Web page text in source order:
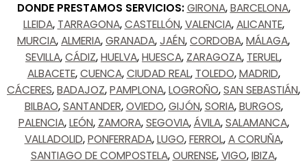
DONDE PRESTAMOS SERVICIOS: GIRONA,BARCELONA,
LLEIDA, TARRAGONA,CASTELLÓN,VALENCIA,ALICANTE,
MURCIA,ALMERIA,GRANADA,JAÉN,CORDOBA,MÁLAGA,
SEVILLA,CÁDIZ,HUELVA,HUESCA, ZARAGOZA, TERUEL,
ALBACETE,CUENCA,CIUDAD REAL, TOLEDO,MADRID,
CÁCERES,BADAJOZ,PAMPLONA,LOGROÑO,SAN SEBASTIÁN,
BILBAO,SANTANDER,OVIEDO,GIJÓN,SORIA,BURGOS,
PALENCIA,LEÓN, ZAMORA,SEGOVIA,ÁVILA,SALAMANCA,
VALLADOLID,PONFERRADA,LUGO,FERROL,A CORUÑA,
SANTIAGO DE COMPOSTELA,OURENSE,VIGO,IBIZA,